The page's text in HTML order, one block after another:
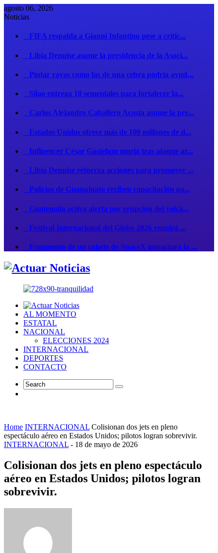
agosto 06, 2026
Noticias
FIFA respalda a Gianni Infantino pese a crític...
Libia Dennise asume la presidencia de la Asoci...
Pintar rayas como las de una cebra podría ayud...
Silao entrega 10 sementales para fortalecer la...
Carlos Alejandro Caballero Acosta asume la pre...
Estados Unidos ofrece más de 100 millones de d...
Influencer César Gastelum murió tras ataque ar...
Libia Dennise refuerza acciones para promover ...
Policías de Guanajuato reciben capacitación pa...
Guatemala activa alerta por erupción del volcá...
Festival Internacional del Globo 2026 reunirá ...
Fragmento de un cohete de SpaceX impactará la ...
AL MOMENTO
ESTATAL
NACIONAL
ELECCIONES 2024
INTERNACIONAL
DEPORTES
CONTACTO
Home INTERNACIONAL Colisionan dos jets en pleno
espectáculo aéreo en Estados Unidos; pilotos logran sobrevivir.
INTERNACIONAL - 18 de mayo de 2026
Colisionan dos jets en pleno espectáculo
aéreo en Estados Unidos; pilotos logran
sobrevivir.